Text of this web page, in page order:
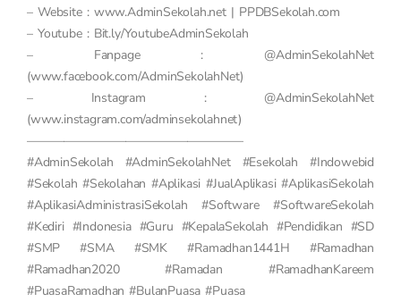
– Website : www.AdminSekolah.net | PPDBSekolah.com
– Youtube : Bit.ly/YoutubeAdminSekolah
– Fanpage : @AdminSekolahNet
(www.facebook.com/AdminSekolahNet)
– Instagram : @AdminSekolahNet
(www.instagram.com/adminsekolahnet)
—————————————————–
#AdminSekolah #AdminSekolahNet #Esekolah #Indowebid
#Sekolah #Sekolahan #Aplikasi #JualAplikasi #AplikasiSekolah
#AplikasiAdministrasiSekolah #Software #SoftwareSekolah
#Kediri #Indonesia #Guru #KepalaSekolah #Pendidikan #SD
#SMP #SMA #SMK #Ramadhan1441H #Ramadhan
#Ramadhan2020 #Ramadan #RamadhanKareem
#PuasaRamadhan #BulanPuasa #Puasa